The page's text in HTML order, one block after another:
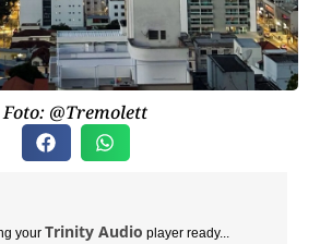
Foto: @Tremolett
your Trinity Audio player ready...